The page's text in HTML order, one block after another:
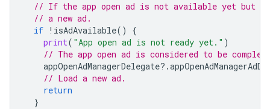
// If the app open ad is not available yet but is
// a new ad.
if ! isAdAvailable()
{
print( "App open ad is not ready yet." )
// The app open ad is considered to be
appOpenAdManagerDelegate?.
// Load a new ad.
return
}